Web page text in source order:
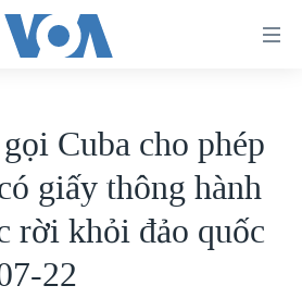
Cuba cho phép
giấy thông hành
rời khỏi đảo quốc
22